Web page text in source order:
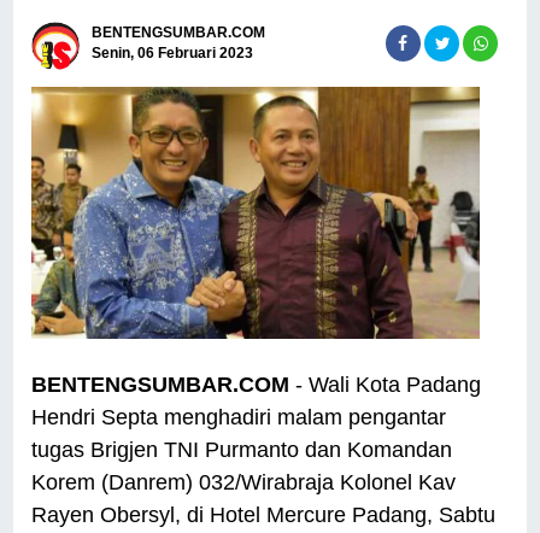
BENTENGSUMBAR.COM
Senin, 06 Februari 2023
BENTENGSUMBAR.COM - Wali Kota Padang
Hendri Septa menghadiri malam pengantar
tugas Brigjen TNI Purmanto dan Komandan
Korem (Danrem) 032/Wirabraja Kolonel Kav
Rayen Obersyl, di Hotel Mercure Padang, Sabtu